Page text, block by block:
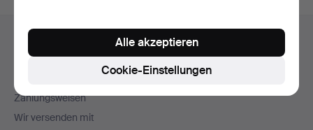
Fußzeilen-
Kontakt mit dem Support aufnehmen
Zahlungsweisen
Wir versenden mit
Cookie-Einstellungen
Alle akzeptieren